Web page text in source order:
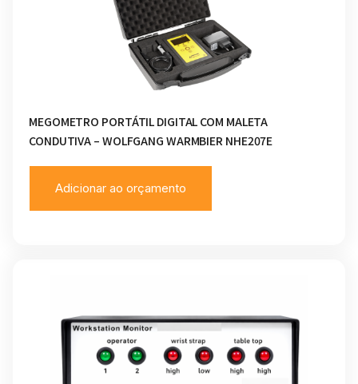
MEGOMETRO PORTÁTIL DIGITAL COM MALETA
CONDUTIVA – WOLFGANG WARMBIER NHE207E
Adicionar ao orçamento